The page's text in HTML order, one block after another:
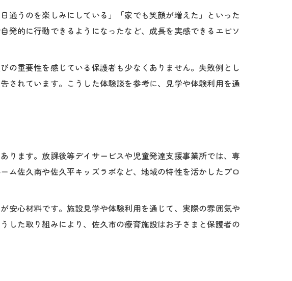
現する安心感
い支援姿勢
通うのを楽しみにしている」「家でも笑顔が増えた」といった
発的に行動できるようになったなど、成長を実感できるエピソ
の重要性を感じている保護者も少なくありません。失敗例とし
されています。こうした体験談を参考に、見学や体験利用を通
ります。放課後等デイサービスや児童発達支援事業所では、専
ム佐久南や佐久平キッズラボなど、地域の特性を活かしたプロ
安心材料です。施設見学や体験利用を通じて、実際の雰囲気や
した取り組みにより、佐久市の療育施設はお子さまと保護者の